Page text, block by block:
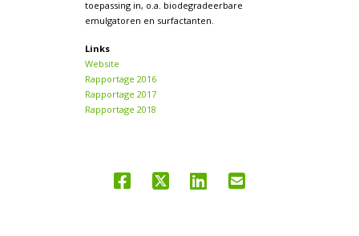
toepassing in, o.a. biodegradeerbare
emulgatoren en surfactanten.
Links
Website
Rapportage 2016
Rapportage 2017
Rapportage 2018